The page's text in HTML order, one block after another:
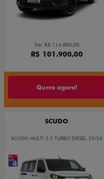
De: R$ 114.880,00
R$ 101.900,00
Quero agora!
SCUDO
SCUDO MULTI 2.2 TURBO DIESEL 25/26